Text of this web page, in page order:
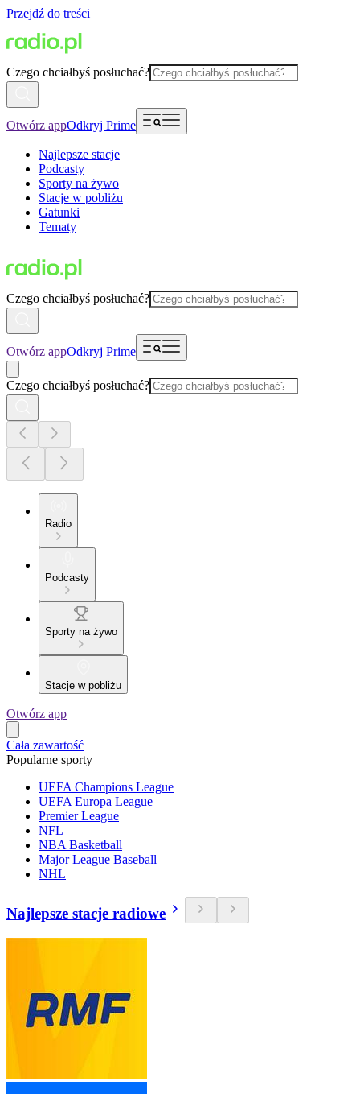
Przejdź do treści
Czego chciałbyś posłuchać?
Otwórz appOdkryj Prime
Najlepsze stacje
Podcasty
Sporty na żywo
Stacje w pobliżu
Gatunki
Tematy
Czego chciałbyś posłuchać?
Otwórz appOdkryj Prime
Czego chciałbyś posłuchać?
Radio
Podcasty
Sporty na żywo
Stacje w pobliżu
Otwórz app
Cała zawartość
Popularne sporty
UEFA Champions League
UEFA Europa League
Premier League
NFL
NBA Basketball
Major League Baseball
NHL
Najlepsze stacje radiowe